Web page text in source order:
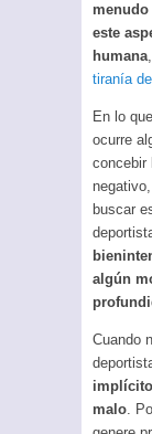
este
humana
tiranía
En lo
ocurre
concebir
buscar
algún
Cuando
malo.